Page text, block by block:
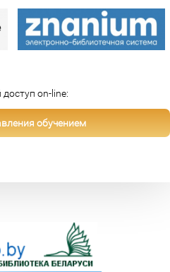
on-line:
обучением